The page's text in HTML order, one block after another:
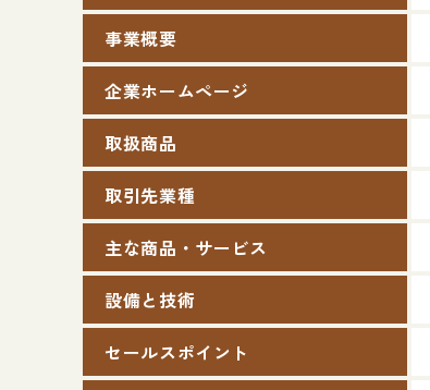
事業概要
企業ホームページ
取扱商品
取引先業種
主な商品・サービス
設備と技術
セールスポイント